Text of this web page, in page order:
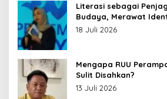
Literasi sebagai
Budaya, Merawat
18 Juli 2026
Mengapa RUU
Sulit Disahkan?
13 Juli 2026